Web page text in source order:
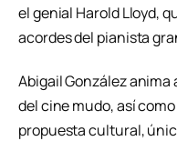
el genial Harold Lloyd,
acordes del pianista
Abigail González
del cine mudo, así
propuesta cultural,